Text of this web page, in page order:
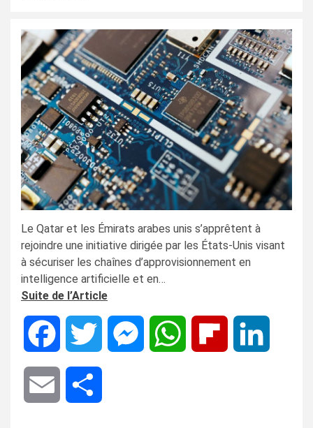
Le Qatar et les Émirats arabes unis s’apprêtent à
rejoindre une initiative dirigée par les États-Unis visant
à sécuriser les chaînes d’approvisionnement en
intelligence artificielle et en…
Suite de l’Article
Facebook Twitter MessengerWhatsApp Flipboard
Email